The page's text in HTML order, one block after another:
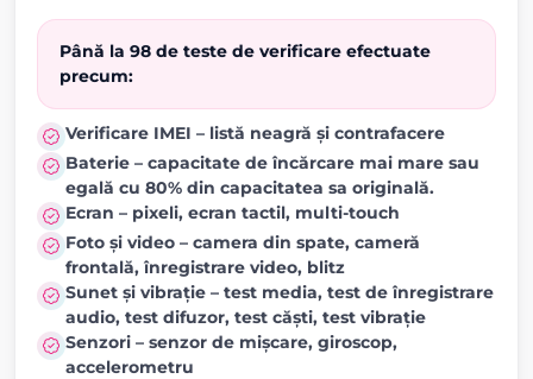
Până la 98 de teste de verificare efectuate
precum:
Verificare IMEI – listă neagră și contrafacere
Baterie – capacitate de încărcare mai mare sau
egală cu 80% din capacitatea sa originală.
Ecran – pixeli, ecran tactil, multi-touch
Foto și video – camera din spate, cameră
frontală, înregistrare video, blitz
Sunet și vibrație – test media, test de înregistrare
audio, test difuzor, test căști, test vibrație
Senzori – senzor de mișcare, giroscop,
accelerometru